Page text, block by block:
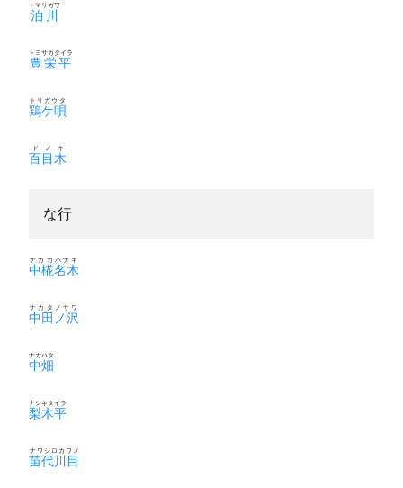
泊川
トマリガワ
豊栄平
トヨサカタイラ
鶏ケ唄
トリガウタ
百目木
ドメキ
な行
中椛名木
ナカカバナキ
中田ノ沢
ナカタノサワ
中畑
ナカハタ
梨木平
ナシキタイラ
苗代川目
ナワシロカワメ